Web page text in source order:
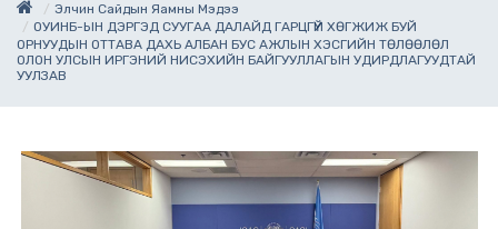
Элчин Сайдын Яамны Мэдээ
ОУИНБ-ЫН ДЭРГЭД СУУГАА ДАЛАЙД ГАРЦГҮЙ ХӨГЖИЖ БУЙ
ОРНУУДЫН ОТТАВА ДАХЬ АЛБАН БУС АЖЛЫН ХЭСГИЙН ТӨЛӨӨЛӨЛ
ОЛОН УЛСЫН ИРГЭНИЙ НИСЭХИЙН БАЙГУУЛЛАГЫН УДИРДЛАГУУДТАЙ
УУЛЗАВ